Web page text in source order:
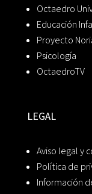
Octaedro
Educación
Proyecto
Psicología
OctaedroTV
LEGAL
Aviso legal y
Política de
Información